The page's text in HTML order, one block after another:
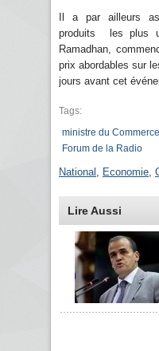
Il a par ailleurs
produits les plus
Ramadhan,
prix abordables sur
jours avant cet
Tags:
ministre du Commerce
Forum de la Radio
National Economie
Lire Aussi